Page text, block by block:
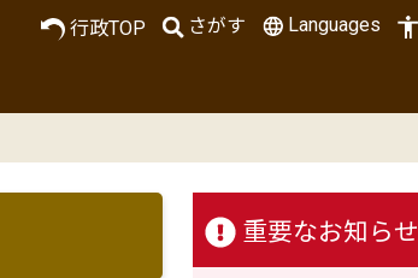
行政TOP さがす Languages
重要なお知らせ